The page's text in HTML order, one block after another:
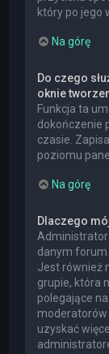
który po jego
Na górę
Do czego
oknie
Funkcja ta
dokończenie
czasie.
poziomu
Na górę
Dlaczego
Administrator
danym forum
Jest również
grupie, która
polegające
uzyskać